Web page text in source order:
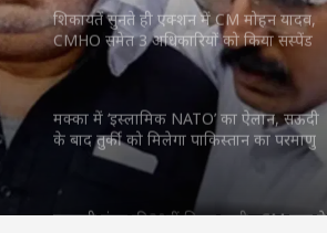
शिकायतें सुनते ही एक्शन में CM मोहन यादव,
CMHO समेत 3 अधिकारियों को किया सस्पेंड
मक्का में ‘इस्लामिक NATO’ का ऐलान, सऊदी
के बाद तुर्की को मिलेगा पाकिस्तान का परमाणु
महतारी वंदन की 30वीं किस्त जारी : CM साय ने